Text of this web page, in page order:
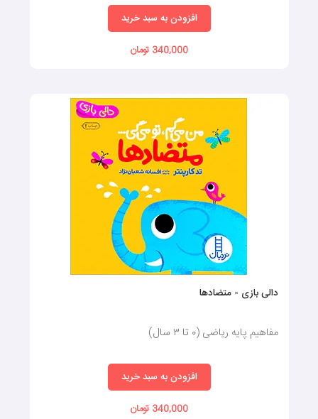
افزودن به سبد خرید
340,000 تومان
دالی بازی - متضادها
مفاهیم پایه ریاضی (٠ تا ٣ سال)
افزودن به سبد خرید
340,000 تومان